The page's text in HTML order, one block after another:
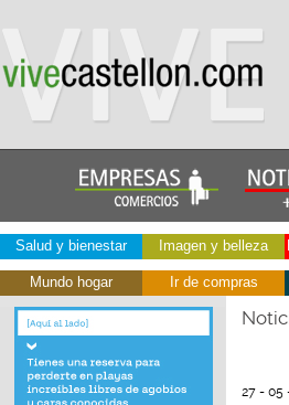
Salud y bienestar Imagen y belleza
Mundo hogar Ir de compras
27 - 05